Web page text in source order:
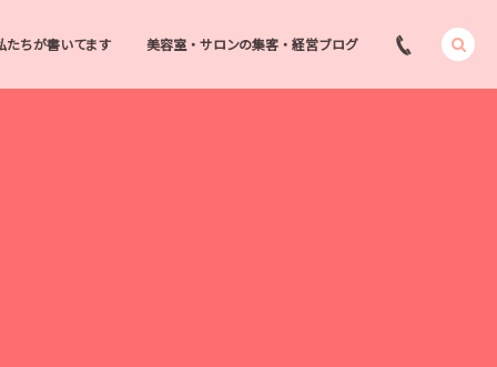
たちが書いてます 美容室・サロンの集客・経営ブログ